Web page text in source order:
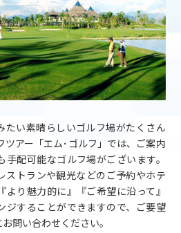
様以上お申し込みキャンペーン
ス」でプレー！詳細はこちら
沖縄コース」でプレー！詳細
】2026開催決定！ご夫婦・シニ
とり様の参加も大歓迎です！
たい素晴らしいゴルフ場がたくさん
ツアー「エム･ゴルフ」では、ご案内
配可能なゴルフ場がございます。
ストランや観光などのご予約やホテ
り魅力的に』『ご希望に沿って』
ジすることができますので、ご要望
問い合わせください。